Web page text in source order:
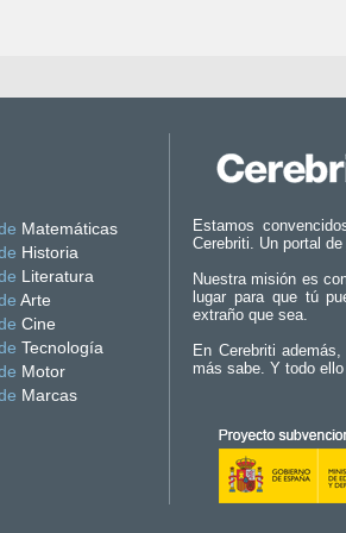
Matemáticas
Historia
Literatura
Arte
Cine
Tecnología
Motor
Marcas
Estamos
Cerebriti. Un portal
Nuestra misión es
lugar para que tú
extraño que sea.
En Cerebriti
más sabe. Y todo